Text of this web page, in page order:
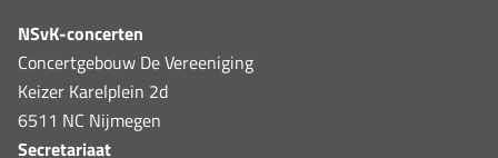
NSvK-concerten
Concertgebouw De Vereeniging
Keizer Karelplein 2d
6511 NC Nijmegen
Secretariaat